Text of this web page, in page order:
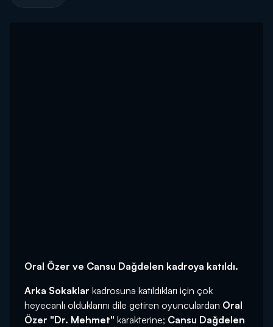
Oral Özer ve Cansu Dağdelen kadroya katıldı.
Arka Sokaklar kadrosuna katıldıkları için çok
heyecanlı olduklarını dile getiren oyunculardan Oral
Özer "Dr. Mehmet" karakterine; Cansu Dağdelen